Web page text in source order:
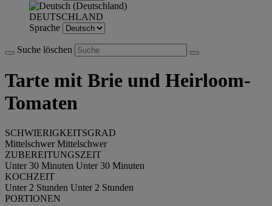
DEUTSCHLAND
Sprache
Suche löschen
Tarte mit Brie und Heirloom-
Tomaten
SCHWIERIGKEITSGRAD
Mittelschwer Mittelschwer
ZUBEREITUNGSZEIT
Unter 30 Minuten Unter 30 Minuten
KOCHZEIT
Unter 2 Stunden Unter 2 Stunden
PORTIONEN